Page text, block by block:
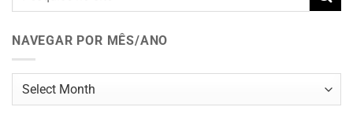
NAVEGAR POR MÊS/ANO
Navegar